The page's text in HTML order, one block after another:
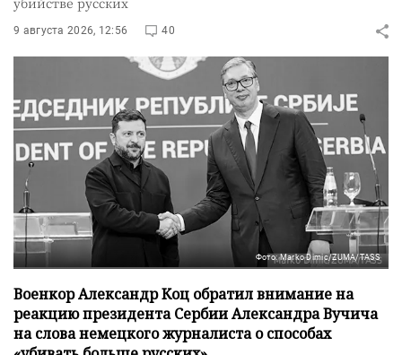
9 августа 2026, 12:56 40
Фото: Marko Dimic/ZUMA/TASS
Военкор Александр Коц обратил внимание на
реакцию президента Сербии Александра Вучича
на слова немецкого журналиста о способах